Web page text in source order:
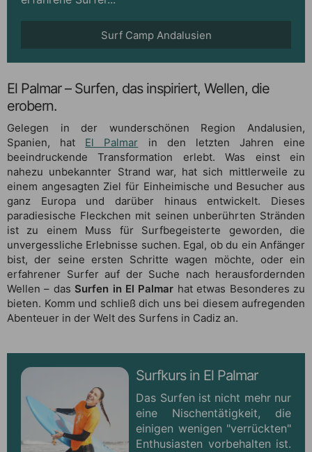
Surf Camp Andalusien
El Palmar – Surfen, das inspiriert, Wellen, die
erobern.
Gelegen in der wunderschönen Region Andalusien,
Spanien, hat El Palmar in den letzten Jahren eine
beeindruckende Transformation erlebt. Was einst ein
nahezu unbekannter Strand war, hat sich mittlerweile zu
einem angesagten Ziel für Einheimische und Besucher aus
ganz Europa und darüber hinaus entwickelt. Dieses
paradiesische Fleckchen mit seinen unberührten Stränden
ist zu einem Muss für Surfbegeisterte geworden, die
unvergessliche Erlebnisse suchen. Egal, ob du ein Anfänger
bist, der seine ersten Schritte wagen möchte, oder ein
erfahrener Surfer auf der Suche nach herausfordernden
Wellen – das Surfen in El Palmar hat etwas Besonderes zu
bieten. Komm und schließ dich uns bei diesem aufregenden
Abenteuer in der Welt des Surfens in Cadiz an.
Surfkurs in El Palmar
Das Surfen ist nicht mehr nur
eine Nischentätigkeit, die
einigen wenigen "verrückten"
Enthusiasten vorbehalten ist.